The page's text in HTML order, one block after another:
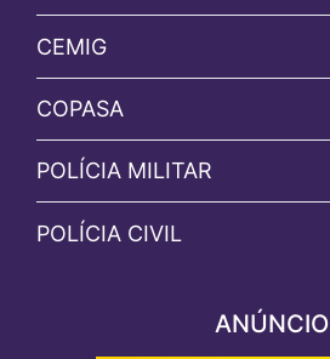
CEMIG
COPASA
POLÍCIA MILITAR
POLÍCIA CIVIL
ANÚNCIO